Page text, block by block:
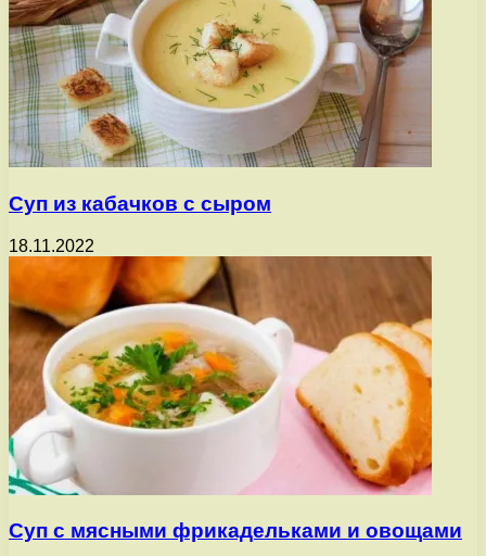
Суп из кабачков с сыром
18.11.2022
Суп с мясными фрикадельками и овощами